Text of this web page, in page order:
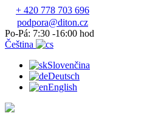
+ 420 778 703 696
podpora@diton.cz
Po-Pá: 7:30 -16:00 hod
Čeština
Slovenčina
Deutsch
English